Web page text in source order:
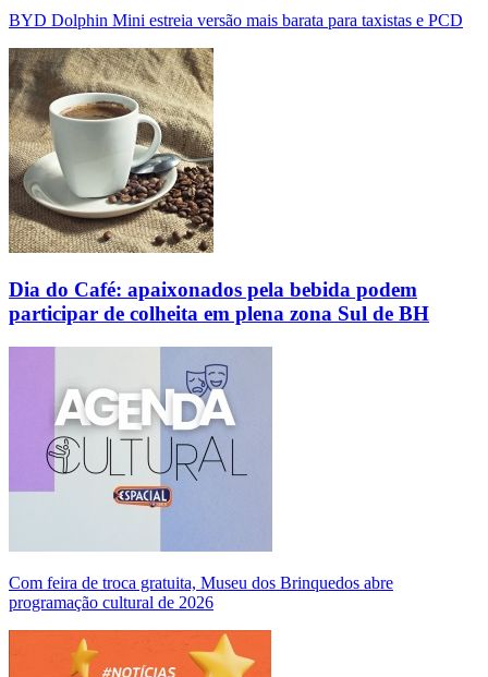
BYD Dolphin Mini estreia versão mais barata para taxistas e PCD
Dia do Café: apaixonados pela bebida podem
participar de colheita em plena zona Sul de BH
Com feira de troca gratuita, Museu dos Brinquedos abre
programação cultural de 2026